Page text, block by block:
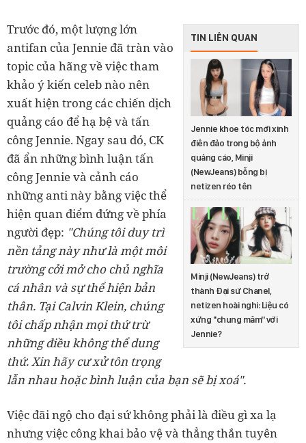
TIN LIÊN QUAN
Jennie khoe tóc mới xinh
điên đảo trong bộ ảnh
quảng cáo, Minji
(NewJeans) bỗng bị
netizen réo tên
Minji (NewJeans) trở
thành Đại sứ Chanel,
netizen hoài nghi: Liệu có
xứng ''chung mâm'' với
Jennie?
Trước đó, một lượng lớn
antifan của Jennie đã tràn vào
topic của hãng về việc tham
khảo ý kiến celeb nào nên
xuất hiện trong các chiến dịch
quảng cáo để hạ bệ và tấn
công Jennie. Ngay sau đó, CK
đã ẩn những bình luận tấn
công Jennie và cảnh cáo
những anti này bằng việc thể
hiện quan điểm đứng về phía
người đẹp: "Chúng tôi duy trì
nền tảng này như là một môi
trường cởi mở cho chủ nghĩa
cá nhân và sự thể hiện bản
thân. Tại Calvin Klein, chúng
tôi chấp nhận mọi thứ trừ
những điều không thể dung
thứ. Xin hãy cư xử tôn trọng
lẫn nhau hoặc bình luận của bạn sẽ bị xoá".
Việc đãi ngộ cho đại sứ không phải là điều gì xa lạ
nhưng việc công khai bảo vệ và thẳng thắn tuyên